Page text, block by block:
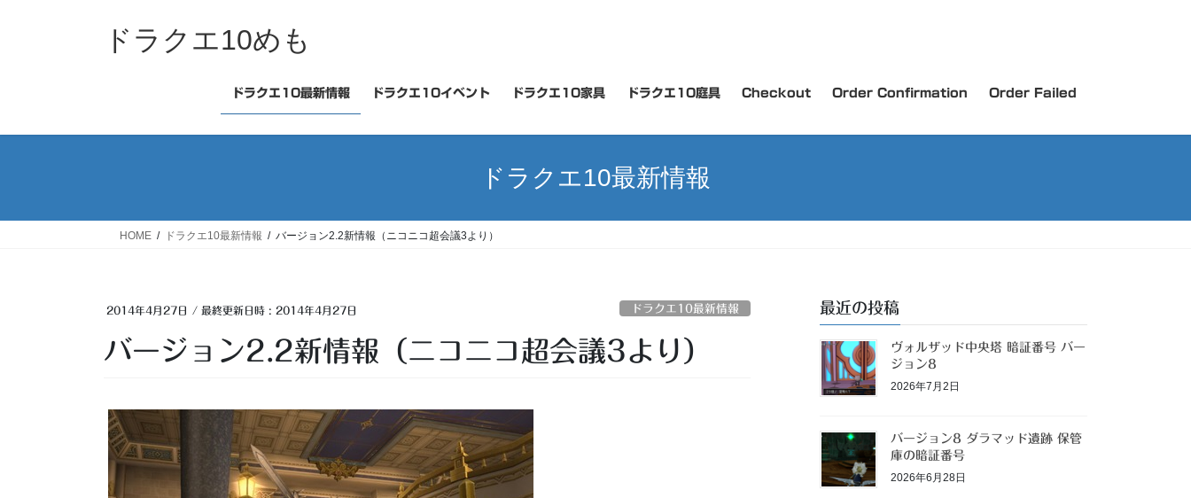
ス
ン
ドラクエ10めも
ドラクエ10最新情報 ドラクエ10イベント ドラクエ10家具 ドラクエ10庭具 Checkout Order Confirmation Order Failed
ドラクエ10最新情報
HOME ドラクエ10最新情報 バージョン2.2新情報（ニコニコ超会議3より）
2014年4月27日 / 最終更新日時 : 2014年4月27日 ドラクエ10最新情報
バージョン2.2新情報（ニコニコ超会議3より）
最近の投稿
ヴォルザッド中央塔 暗証番号 バー
ジョン8
2026年7月2日
バージョン8 ダラマッド遺跡 保管
庫の暗証番号
2026年6月28日